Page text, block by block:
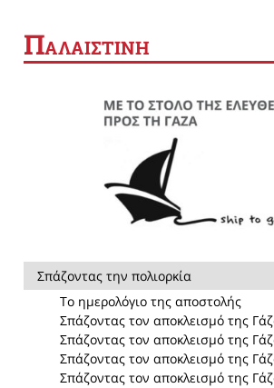
ΠΑΛΑΙΣΤΙΝΗ
Σπάζοντας την πολιορκία
Το ημερολόγιο της αποστολής
Σπάζοντας τον αποκλεισμό της
Σπάζοντας τον αποκλεισμό της
Σπάζοντας τον αποκλεισμό της
Σπάζοντας τον αποκλεισμό της